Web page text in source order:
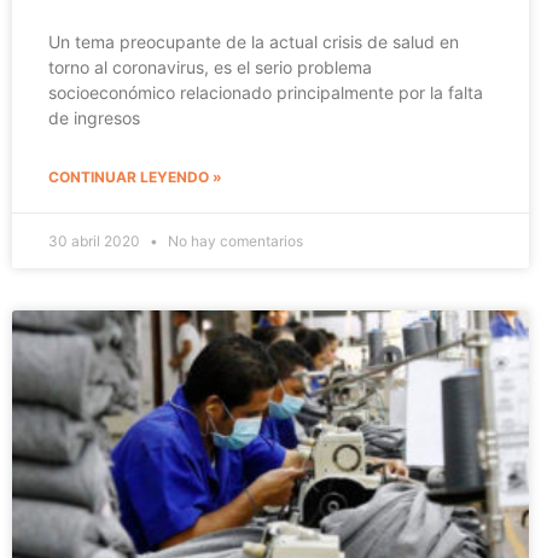
Un tema preocupante de la actual crisis de salud en
torno al coronavirus, es el serio problema
socioeconómico relacionado principalmente por la falta
de ingresos
CONTINUAR LEYENDO »
30 abril 2020 No hay comentarios